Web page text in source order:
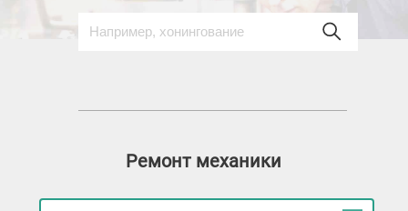
Ремонт механики